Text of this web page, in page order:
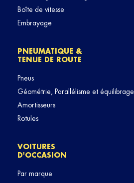
Boîte de vitesse
Embrayage
PNEUMATIQUE &
TENUE DE ROUTE
Pneus
Géométrie, Parallélisme et équilibrage
Amortisseurs
Rotules
VOITURES
D'OCCASION
Par marque